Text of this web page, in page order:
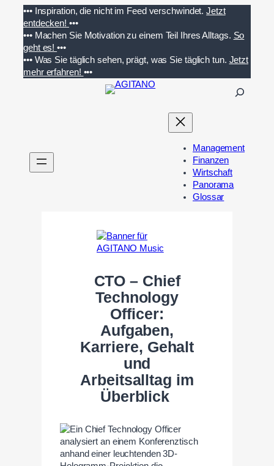
Inhalt
springen
••• Inspiration, die nicht im Feed verschwindet. Jetzt
entdecken! •••
••• Machen Sie Motivation zu einem Teil Ihres Alltags. So
geht es!•••
••• Was Sie täglich sehen, prägt, was Sie täglich tun. Jetzt
mehr erfahren! •••
n
Management
Finanzen
Wirtschaft
Panorama
Glossar
CTO – Chief
Technology
Officer:
Aufgaben,
Karriere, Gehalt
und
Arbeitsalltag im
Überblick